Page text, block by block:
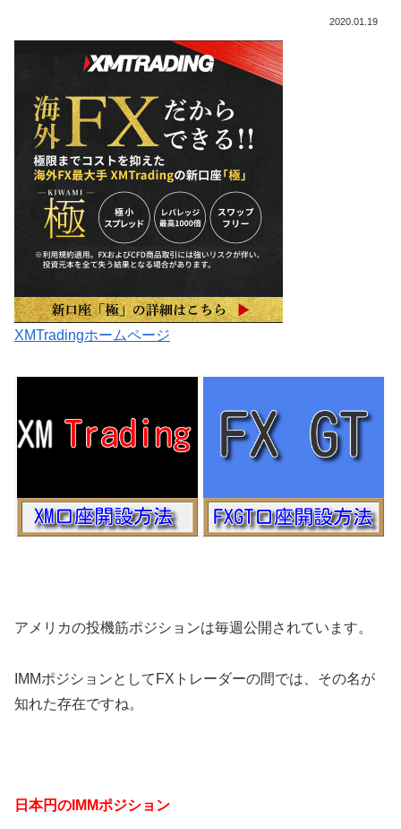
2020.01.19
XMTradingホームページ
アメリカの投機筋ポジションは毎週公開されています。
IMMポジションとしてFXトレーダーの間では、その名が
知れた存在ですね。
日本円のIMMポジション